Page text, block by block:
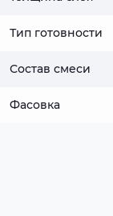
Тип готовности
Состав смеси
Фасовка